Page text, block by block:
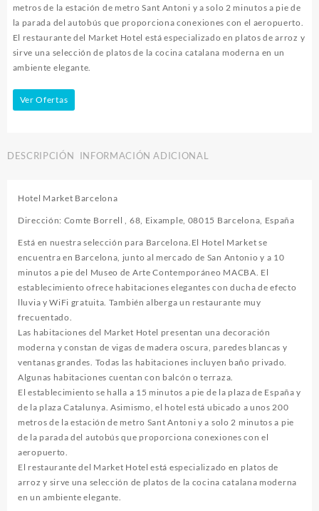
metros de la estación de metro Sant Antoni y a solo 2 minutos a pie de
la parada del autobús que proporciona conexiones con el aeropuerto.
El restaurante del Market Hotel está especializado en platos de arroz y
sirve una selección de platos de la cocina catalana moderna en un
ambiente elegante.
Ver Ofertas
DESCRIPCIÓN INFORMACIÓN ADICIONAL
Hotel Market Barcelona
Dirección: Comte Borrell , 68, Eixample, 08015 Barcelona, España
Está en nuestra selección para Barcelona.El Hotel Market se
encuentra en Barcelona, junto al mercado de San Antonio y ​​a 10
minutos a pie del Museo de Arte Contemporáneo MACBA. El
establecimiento ofrece habitaciones elegantes con ducha de efecto
lluvia y WiFi gratuita. También alberga un restaurante muy
frecuentado.
Las habitaciones del Market Hotel presentan una decoración
moderna y constan de vigas de madera oscura, paredes blancas y
ventanas grandes. Todas las habitaciones incluyen baño privado.
Algunas habitaciones cuentan con balcón o terraza.
El establecimiento se halla a 15 minutos a pie de la plaza de España y
de la plaza Catalunya. Asimismo, el hotel está ubicado a unos 200
metros de la estación de metro Sant Antoni y a solo 2 minutos a pie
de la parada del autobús que proporciona conexiones con el
aeropuerto.
El restaurante del Market Hotel está especializado en platos de
arroz y sirve una selección de platos de la cocina catalana moderna
en un ambiente elegante.